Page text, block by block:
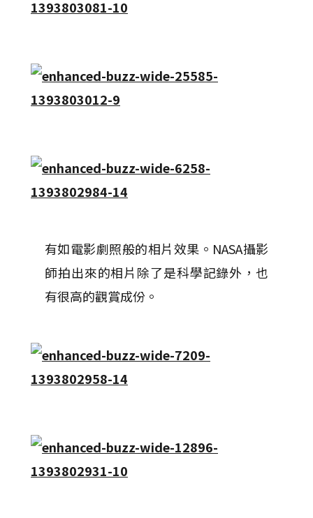
有如電影劇照般的相片效果。NASA攝影
師拍出來的相片除了是科學記錄外，也
有很高的觀賞成份。